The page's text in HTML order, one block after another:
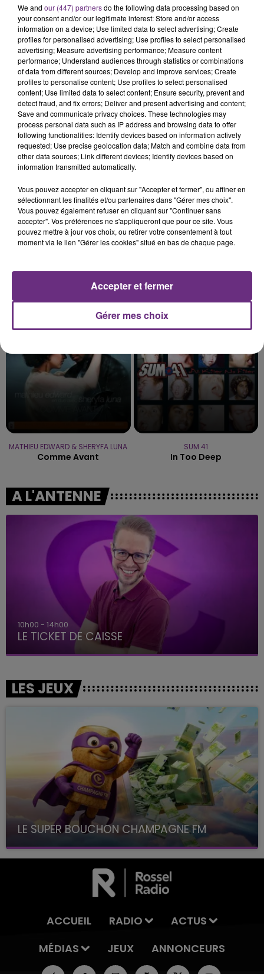
LE MAGASIN JOUÉCLUB DE REIMS FERME
SES PORTES
C'était l'une des institutions du centre-ville
rémois. Le magasin JouéClub est contraint de
fermer ses portes.
TITRES DIFFUSÉS
19h12
19h12
OPHELIE WINTER AVRIL LAVIGNE
MATHIEU EDWARD & SHERYFA LUNA
Comme Avant
SUM 41
In Too Deep
A L'ANTENNE
10h00 - 14h00
LE TICKET DE CAISSE
LES JEUX
LE SUPER BOUCHON CHAMPAGNE FM
avec La Famille Champagne FM, à 8H10
ACCUEIL RADIO
ACTUS
MÉDIAS
JEUX ANNONCEURS
We and our (447) partnersdo the following data processing based on
your consent and/or our legitimate interest: Store and/or access
information on a device; Use limited data to select advertising; Create
profiles for personalised advertising; Use profiles to select personalised
advertising; Measure advertising performance; Measure content
performance; Understand audiences through statistics or combinations
of data from different sources; Develop and improve services; Create
profiles to personalise content; Use profiles to select personalised
content; Use limited data to select content; Ensure security, prevent and
detect fraud, and fix errors; Deliver and present advertising and content;
Save and communicate privacy choices. These technologies may
process personal data such as IP address and browsing data to offer
following functionalities: Identify devices based on information actively
requested; Use precise geolocation data; Match and combine data from
other data sources; Link different devices; Identify devices based on
information transmitted automatically.
Vous pouvez accepter en cliquant sur "Accepter et fermer", ou affiner en
sélectionnant les finalités et/ou partenaires dans "Gérer mes choix".
Vous pouvez également refuser en cliquant sur "Continuer sans
accepter". Vos préférences ne s'appliqueront que pour ce site. Vous
pouvez mettre à jour vos choix, ou retirer votre consentement à tout
moment via le lien "Gérer les cookies" situé en bas de chaque page.
Gérer mes choix
Accepter et fermer